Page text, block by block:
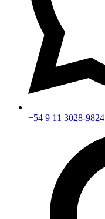
+54 9 11 3028-9824